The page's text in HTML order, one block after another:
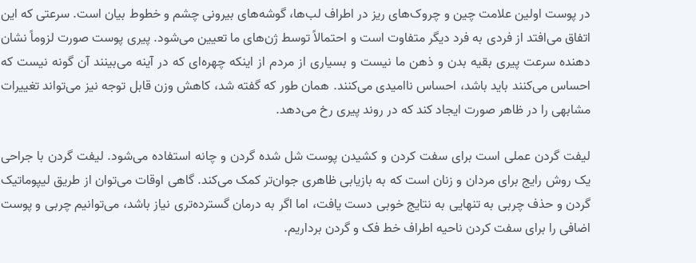
در پوست اولین علامت چین و چروک‌های ریز در اطراف لب‌ها، گوشه‌های بیرونی چشم و خطوط بیان است. سرعتی که این
اتفاق می‌افتد از فردی به فرد دیگر متفاوت است و احتمالاً توسط ژن‌های ما تعیین می‌شود. پیری پوست صورت لزوماً نشان
دهنده سرعت پیری بقیه بدن و ذهن ما نیست و بسیاری از مردم از اینکه چهره‌ای که در آینه می‌بینند آن گونه نیست که
احساس می‌کنند باید باشد، احساس ناامیدی می‌کنند. همان طور که گفته شد، کاهش وزن قابل توجه نیز می‌تواند تغییرات
مشابهی را در ظاهر صورت ایجاد کند که در روند پیری رخ می‌دهد.
لیفت گردن عملی است برای سفت کردن و کشیدن پوست شل شده گردن و چانه استفاده می‌شود. لیفت گردن با جراحی
یک روش رایج برای مردان و زنان است که به بازیابی ظاهری جوان‌تر کمک می‌کند. گاهی اوقات می‌توان از طریق لیپوماتیک
گردن و حذف چربی به تنهایی به نتایج خوبی دست یافت، اما اگر به درمان گسترده‌تری نیاز باشد، می‌توانیم چربی و پوست
اضافی را برای سفت کردن ناحیه اطراف خط فک و گردن برداریم.